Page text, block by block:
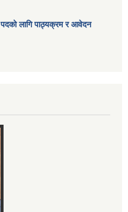
पदको लागि पाठ्यक्रम र आवेदन